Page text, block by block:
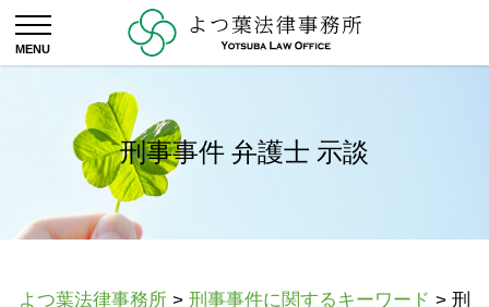
刑事事件 弁護士 示談
よつ葉法律事務所 > 刑事事件に関するキーワード > 刑